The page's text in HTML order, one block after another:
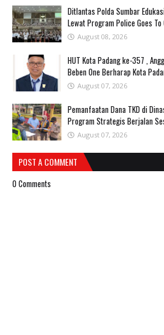
Ditlantas Polda Sumbar
Lewat Program Police Goes To
August 08, 2026
HUT Kota Padang ke-357 ,
Beben One Berharap Kota
August 07, 2026
Pemanfaatan Dana TKD di
Program Strategis Berjalan
August 07, 2026
POST A COMMENT
0 Comments